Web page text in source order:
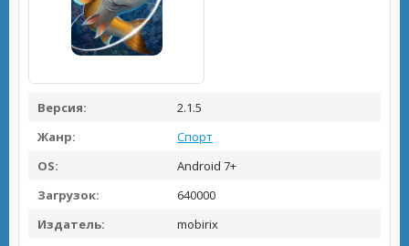
Версия:
2.1.5
Жанр:
Спорт
OS:
Android 7+
Загрузок:
640000
Издатель:
mobirix